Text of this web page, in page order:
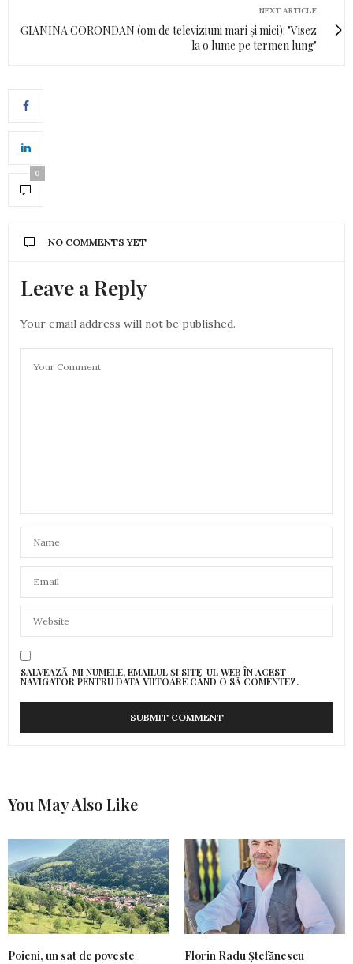
NEXT ARTICLE
GIANINA CORONDAN (om de televiziuni mari şi mici): "Visez
la o lume pe termen lung"
0
NO COMMENTS YET
Leave a Reply
Your email address will not be published.
SALVEAZĂ-MI NUMELE, EMAILUL ȘI SITE-UL WEB ÎN ACEST
NAVIGATOR PENTRU DATA VIITOARE CÂND O SĂ COMENTEZ.
You May Also Like
Poieni, un sat de poveste Florin Radu Ștefănescu